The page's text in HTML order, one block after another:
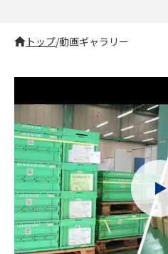
トップ/動画ギャラリー